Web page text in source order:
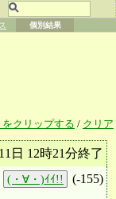
個別結果
クリップする / クリア
日 12時21分終了
(・∀・)ｲｲ!! (-155)